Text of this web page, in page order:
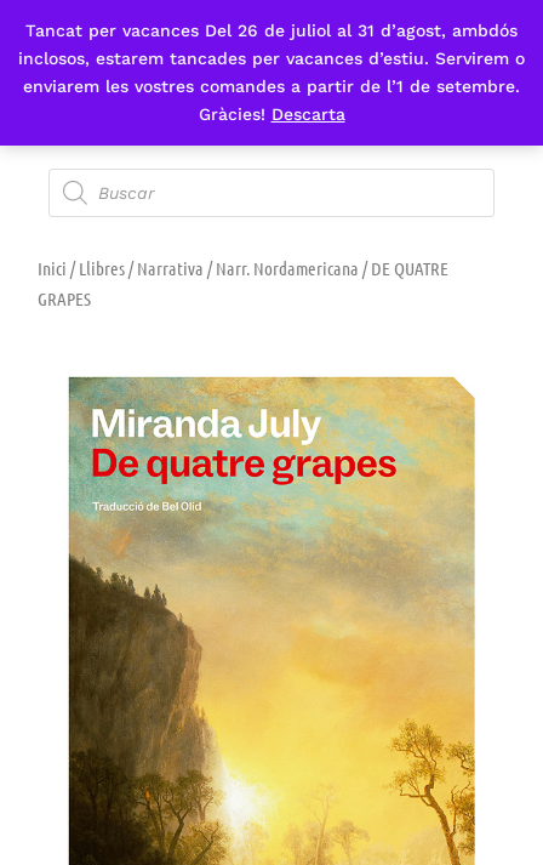
Tancat per vacances Del 26 de juliol al 31 d’agost, ambdós
inclosos, estarem tancades per vacances d’estiu. Servirem o
enviarem les vostres comandes a partir de l’1 de setembre.
Gràcies! Descarta
Fes-te'n sòcia
Inici /Llibres/Narrativa /Narr. Nordamericana / DE QUATRE
GRAPES